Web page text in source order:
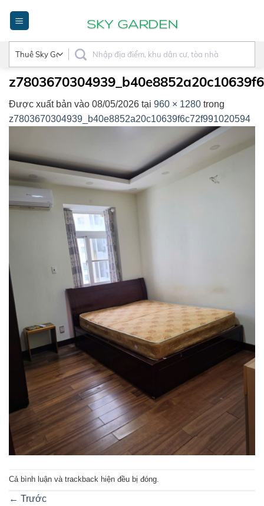
dung
Được xuất bản vào 08/05/2026 tại 960 × 1280 trong
z7803670304939_b40e8852a20c10639f6c72f991020594
Cả bình luận và trackback hiện đều bị đóng.
← Trước